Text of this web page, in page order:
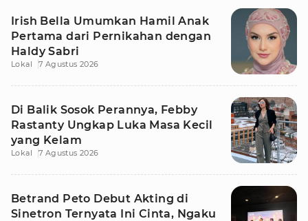
Irish Bella Umumkan Hamil Anak
Pertama dari Pernikahan dengan
Haldy Sabri
Lokal 7 Agustus 2026
Di Balik Sosok Perannya, Febby
Rastanty Ungkap Luka Masa Kecil
yang Kelam
Lokal 7 Agustus 2026
Betrand Peto Debut Akting di
Sinetron Ternyata Ini Cinta, Ngaku